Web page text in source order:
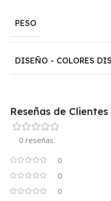
PESO
DISEÑO - COLORES
Reseñas de Clientes
0 reseñas
0
0
0